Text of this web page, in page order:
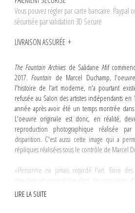
Vous pouvez régler par carte bancaire. Paypal
sécurisée par validation 3D Secure
LIVRAISON ASSURÉE
The Fountain Archivesde Saâdane Afif
2017.Fountain de Marcel Duchamp,
l'histoire de l'art moderne, n'a pourtant
refusée au Salon des artistes indépendants en
année après avoir été un temps montrée
L'oeuvre originale est donc, en réalité,
reproduction photographique réalisée
disparition. C'est aussi cette image qui a
répliques réalisées sous le contrôle de Marcel
«Personne na jamais regardé l'art. Faire
connaît les oeuvres par leurs reproductions, il
LIRE LA SUITE